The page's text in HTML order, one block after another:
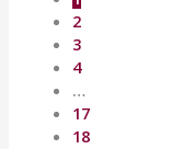
2
3
4
…
17
18